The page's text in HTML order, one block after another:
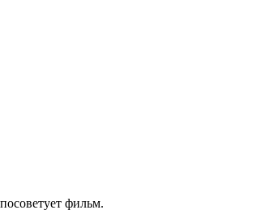
фильм.